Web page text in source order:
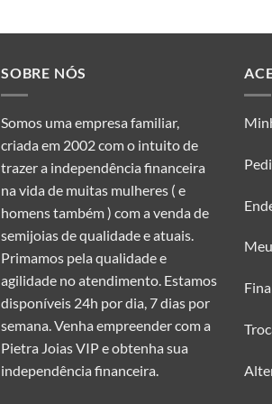
SOBRE NÓS
Somos uma empresa familiar,
criada em 2002 com o intuito de
trazer a independência financeira
na vida de muitas mulheres ( e
homens também ) com a venda de
semijoias de qualidade e atuais.
Primamos pela qualidade e
agilidade no atendimento. Estamos
disponíveis 24h por dia, 7 dias por
semana. Venha empreender com a
Pietra Joias VIP e obtenha sua
independência financeira.